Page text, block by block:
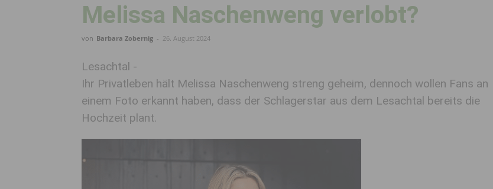
Melissa Naschenweng verlobt?
von Barbara Zobernig - 26. August 2024
Lesachtal -
Ihr Privatleben hält Melissa Naschenweng streng geheim, dennoch wollen Fans an
einem Foto erkannt haben, dass der Schlagerstar aus dem Lesachtal bereits die
Hochzeit plant.